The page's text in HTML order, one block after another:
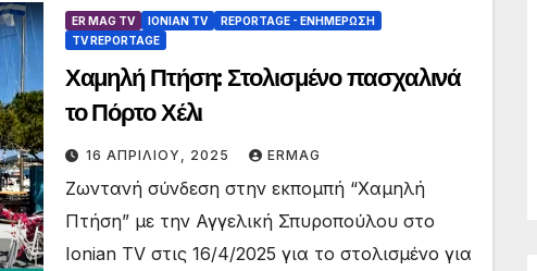
ER MAG TV IONIAN TV
REPORTAGE - EΝΗΜΈΡΩΣΗ
TV REPORTAGE
Χαμηλή Πτήση: Στολισμένο πασχαλινά
το Πόρτο Χέλι
16 ΑΠΡΙΛΊΟΥ, 2025 ERMAG
Ζωντανή σύνδεση στην εκπομπή “Χαμηλή
Πτήση” με την Αγγελική Σπυροπούλου στο
Ionian TV στις 16/4/2025 για το στολισμένο για